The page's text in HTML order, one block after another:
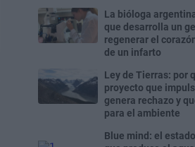
La bióloga
que desarrolla un
regenerar el
de un infarto
Ley de Tierras: por
proyecto que
genera rechazo y
para el ambiente
Blue mind: el